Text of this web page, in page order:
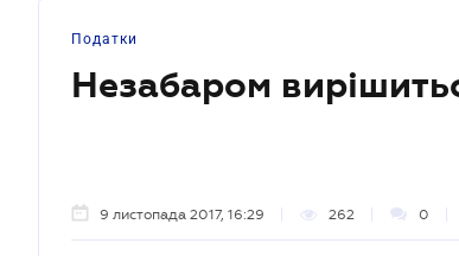
Податки
Незабаром
9 листопада 2017, 16:29 262 0